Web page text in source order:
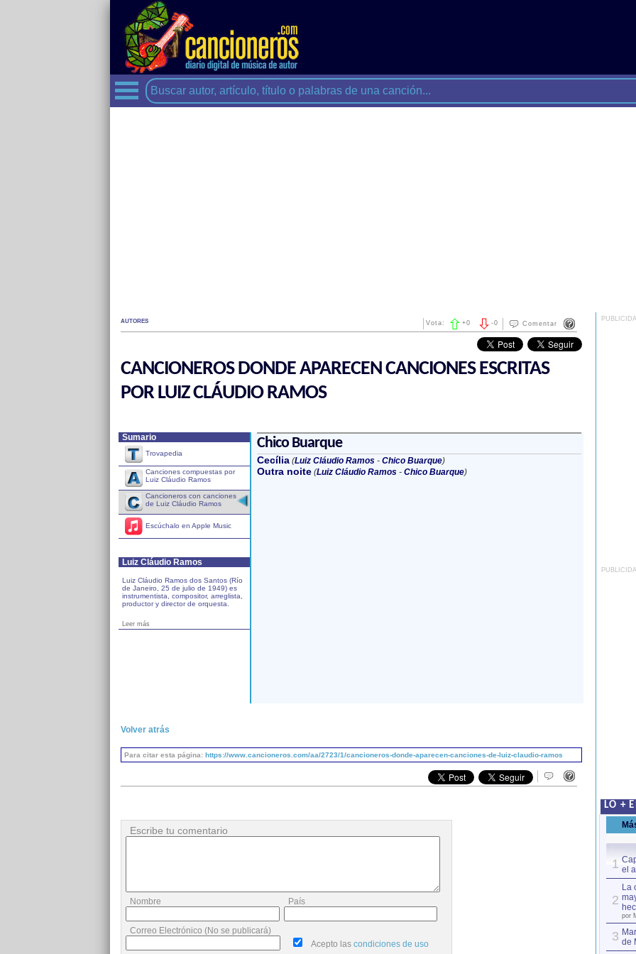
AUTORES Comentar
-0
Vota: +0
CANCIONEROS DONDE APARECEN CANCIONES ESCRITAS
POR LUIZ CLÁUDIO RAMOS
Sumario
Trovapedia
Canciones compuestas por
Luiz Cláudio Ramos
Cancioneros con canciones
de Luiz Cláudio Ramos
Escúchalo en Apple Music
Luiz Cláudio Ramos
Luiz Cláudio Ramos dos Santos (Río
de Janeiro, 25 de julio de 1949) es
instrumentista, compositor, arreglista,
productor y director de orquesta.
Leer más
Chico Buarque
Cecília (Luiz Cláudio Ramos- Chico Buarque)
Outra noite (Luiz Cláudio Ramos- Chico Buarque)
Volver atrás
Para citar esta página: https://www.cancioneros.com/aa/2723/1/cancioneros-donde-aparecen-canciones-de-luiz-claudio-ramos
Escribe tu comentario
Nombre País
Correo Electrónico (No se publicará)
Acepto las condiciones de uso
LO +
1 el
2
La
por
3 de